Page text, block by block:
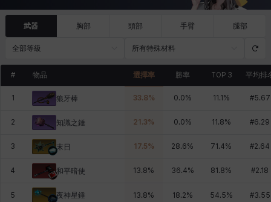
武器 胸部 頭部 手臂 腿部
全部等級 所有特殊材料
# 物品 選擇率 勝率 TOP 3 平均排
1 狼牙棒 33.8% 0.0% 11.1 % #5.67
2 知識之錘 21.3% 0.0% 11.8% #6.29
3 末日 17.5% 28.6% 71.4% #2.64
4 和平暗使 13.8% 36.4% 81.8% #2.18
5 夜神星錘 13.8% 18.2% 54.5% #3.55